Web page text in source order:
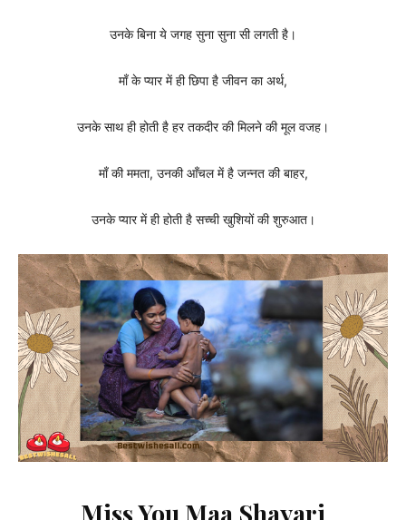
उनके बिना ये जगह सुना सुना सी लगती है।
माँ के प्यार में ही छिपा है जीवन का अर्थ,
उनके साथ ही होती है हर तकदीर की मिलने की मूल वजह।
माँ की ममता, उनकी आँचल में है जन्नत की बाहर,
उनके प्यार में ही होती है सच्ची खुशियों की शुरुआत।
Miss You Maa Shayari